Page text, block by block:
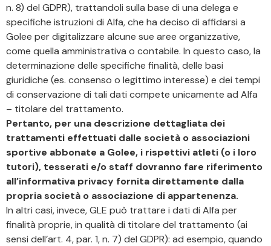
n. 8) del GDPR), trattandoli sulla base di una delega e
specifiche istruzioni di Alfa, che ha deciso di affidarsi a
Golee per digitalizzare alcune sue aree organizzative,
come quella amministrativa o contabile. In questo caso, la
determinazione delle specifiche finalità, delle basi
giuridiche (es. consenso o legittimo interesse) e dei tempi
di conservazione di tali dati compete unicamente ad Alfa
– titolare del trattamento.
Pertanto, per una descrizione dettagliata dei
trattamenti effettuati dalle società o associazioni
sportive abbonate a Golee, i rispettivi atleti (o i loro
tutori), tesserati e/o staff dovranno fare riferimento
all’informativa privacy fornita direttamente dalla
propria società o associazione di appartenenza.
In altri casi, invece, GLE può trattare i dati di Alfa per
finalità proprie, in qualità di titolare del trattamento (ai
sensi dell’art. 4, par. 1, n. 7) del GDPR): ad esempio, quando